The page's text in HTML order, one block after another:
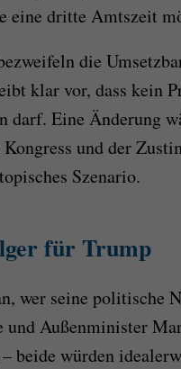
eine dritte Amtszeit
die
klar vor, dass kein
darf. Eine Änderung
und der
Szenario.
für Trump
wer seine politische
und Außenminister
beide würden